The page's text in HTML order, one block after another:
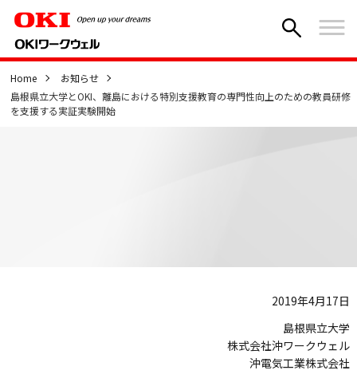
Home
お知らせ
島根県立大学とOKI、離島における特別支援教育の専門性向上のための教員研修
を支援する実証実験開始
2019年4月17日
島根県立大学
株式会社沖ワークウェル
沖電気工業株式会社